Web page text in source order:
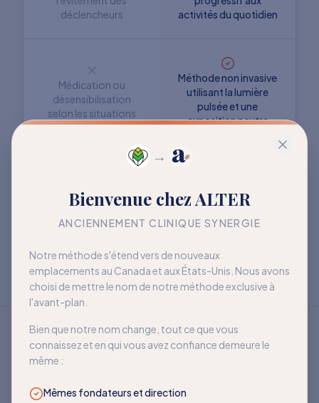
→
Bienvenue chez ALTER
ANCIENNEMENT CLINIQUE SYNERGIE
Notre méthode s'étend vers de nouveaux
emplacements au Canada et aux États-Unis. Nous avons
choisi de mettre le nom de notre méthode exclusive à
l'avant-plan.
Bien que notre nom change, tout ce que vous
connaissez et en qui vous avez confiance demeure le
même :
Mêmes fondateurs et direction
déclencheurs
activités du quotidien
Médication ou
désensibilisation
selon les situations
Méthode non invasive
utilisant la lumière
pulsée et une
exposition neutre
Objectif : mieux vivre
avec la sensibilité
davantage de liberté